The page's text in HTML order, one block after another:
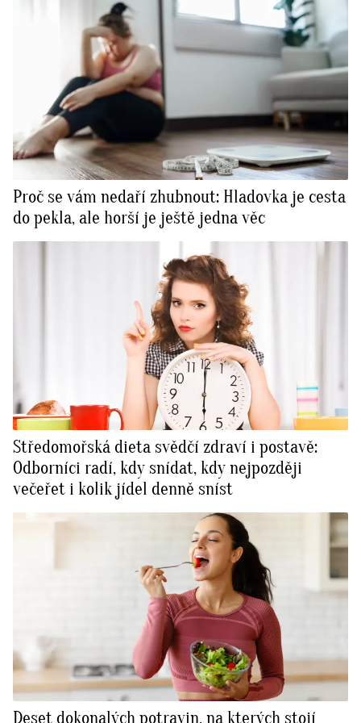
Proč se vám nedaří zhubnout: Hladovka je cesta
do pekla, ale horší je ještě jedna věc
Středomořská dieta svědčí zdraví i postavě:
Odborníci radí, kdy snídat, kdy nejpozději
večeřet i kolik jídel denně sníst
Deset dokonalých potravin, na kterých stojí